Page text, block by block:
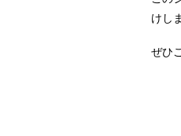
けし
ぜひ